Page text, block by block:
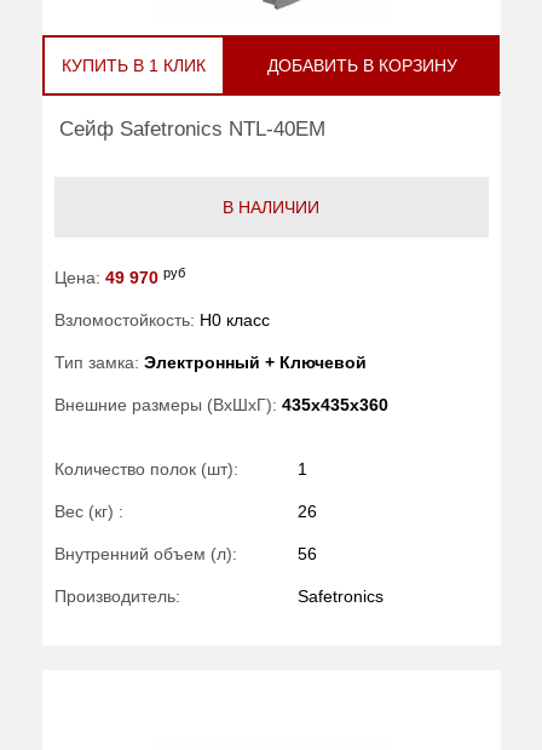
КУПИТЬ В 1 КЛИК ДОБАВИТЬ В КОРЗИНУ
Сейф Safetronics NTL-40EM
В НАЛИЧИИ
Цена: 49 970 руб
Взломостойкость: H0 класс
Тип замка: Электронный + Ключевой
Внешние размеры (ВхШхГ): 435x435x360
Количество полок (шт): 1
Вес (кг) : 26
Внутренний объем (л): 56
Производитель: Safetronics